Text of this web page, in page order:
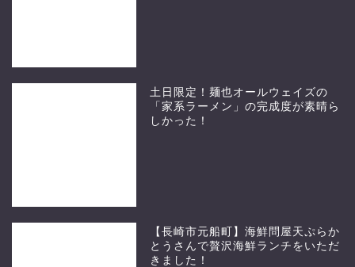
土日限定！麺也オールウェイズの
「家系ラーメン」の完成度が素晴ら
しかった！
【長崎市元船町】海鮮問屋天ぷらか
とうさんで贅沢海鮮ランチをいただ
きました！